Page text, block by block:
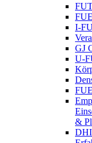
I-
GJ
U-
&
DHI